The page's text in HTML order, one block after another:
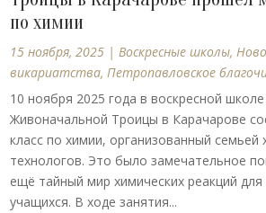
по химии
15 ноября, 2025 |Воскресные школы,
викариатства,Петропавловское
10 ноября 2025 года в воскресной
Живоначальной Троицы в Карачарове
класс по химии, организованный семьей
технологов. Это было замечательное
ещё тайный мир химических реакций для
учащихся. В ходе занятия...